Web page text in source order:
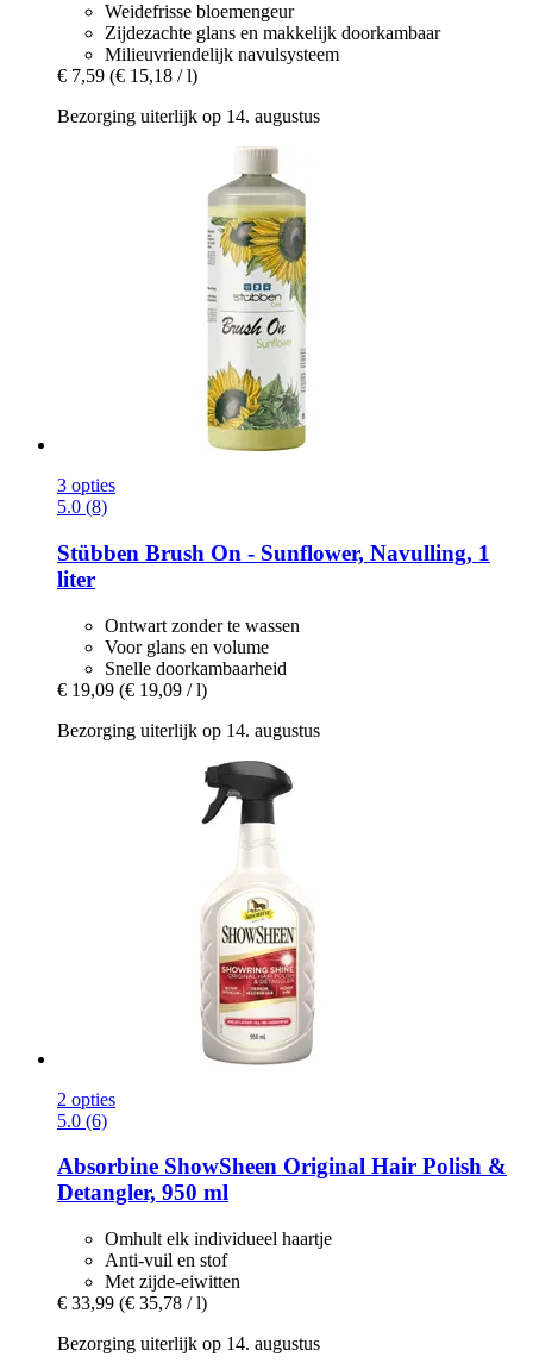
Weidefrisse bloemengeur
Zijdezachte glans en makkelijk doorkambaar
Milieuvriendelijk navulsysteem
€ 7,59 (€ 15,18 / l)
Bezorging uiterlijk op 14. augustus
3 opties
5.0 (8)
Stübben Brush On -​ Sunflower, Navulling, 1
liter
Ontwart zonder te wassen
Voor glans en volume
Snelle doorkambaarheid
€ 19,09 (€ 19,09 / l)
Bezorging uiterlijk op 14. augustus
2 opties
5.0 (6)
Absorbine ShowSheen Original Hair Polish &
Detangler, 950 ml
Omhult elk individueel haartje
Anti-vuil en stof
Met zijde-eiwitten
€ 33,99 (€ 35,78 / l)
Bezorging uiterlijk op 14. augustus